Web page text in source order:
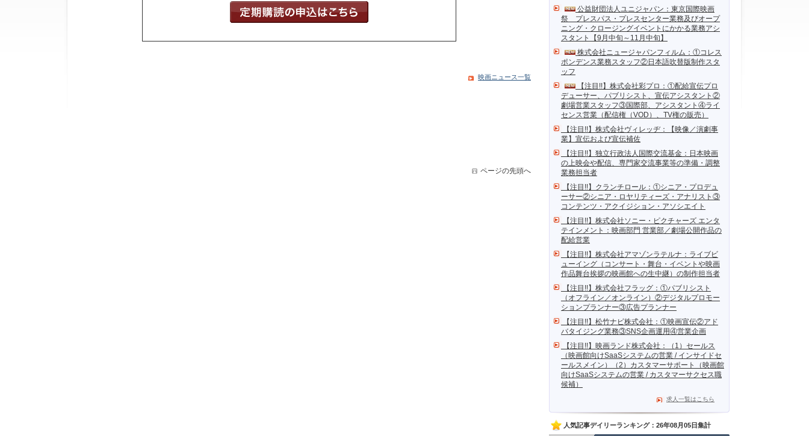
公益財団法人ユニジャパン：東京国際映画
祭 プレスパス・プレスセンター業務及びオープ
ニング・クロージングイベントにかかる業務アシ
スタント【9月中旬～11月中旬】
株式会社ニュージャパンフィルム：①コレス
ポンデンス業務スタッフ②日本語吹替版制作スタ
ッフ
【注目!!】株式会社彩プロ：①配給宣伝プロ
デューサー、パブリシスト、宣伝アシスタント②
劇場営業スタッフ③国際部、アシスタント④ライ
センス営業（配信権（VOD）、TV権の販売）
【注目!!】株式会社ヴィレッヂ：【映像／演劇事
業】宣伝および宣伝補佐
【注目!!】独立行政法人国際交流基金：日本映画
の上映会や配信、専門家交流事業等の準備・調整
業務担当者
【注目!!】クランチロール：①シニア・プロデュ
ーサー②シニア・ロヤリティーズ・アナリスト③
コンテンツ・アクイジション・アソシエイト
【注目!!】株式会社ソニー・ピクチャーズ エンタ
テインメント：映画部門 営業部／劇場公開作品の
配給営業
【注目!!】株式会社アマゾンラテルナ：ライブビ
ューイング（コンサート・舞台・イベントや映画
作品舞台挨拶の映画館への生中継）の制作担当者
【注目!!】株式会社フラッグ：①パブリシスト
（オフライン／オンライン）②デジタルプロモー
ションプランナー③広告プランナー
【注目!!】松竹ナビ株式会社：①映画宣伝②アド
バタイジング業務③SNS企画運用④営業企画
【注目!!】映画ランド株式会社：（1）セールス
（映画館向けSaaSシステムの営業 / インサイドセ
ールスメイン）（2）カスタマーサポート（映画館
向けSaaSシステムの営業 / カスタマーサクセス職
候補）
求人一覧はこちら
人気記事デイリーランキング：26年08月05日集計
映画ニュース一覧
ページの先頭へ